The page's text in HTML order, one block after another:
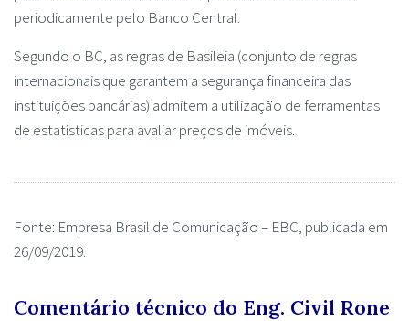
periodicamente pelo Banco Central.
Segundo o BC, as regras de Basileia (conjunto de regras
internacionais que garantem a segurança financeira das
instituições bancárias) admitem a utilização de ferramentas
de estatísticas para avaliar preços de imóveis.
Fonte: Empresa Brasil de Comunicação – EBC, publicada em
26/09/2019.
Comentário técnico do Eng. Civil Rone